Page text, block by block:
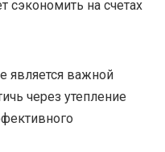
сэкономить на счетах
является важной
через утепление